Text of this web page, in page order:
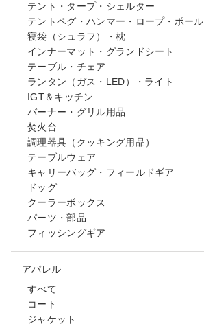
テント・タープ・シェルター
テントペグ・ハンマー・ロープ・ポール
寝袋（シュラフ）・枕
インナーマット・グランドシート
テーブル・チェア
ランタン（ガス・LED）・ライト
IGT＆キッチン
バーナー・グリル用品
焚火台
調理器具（クッキング用品）
テーブルウェア
キャリーバッグ・フィールドギア
ドッグ
クーラーボックス
パーツ・部品
フィッシングギア
アパレル
すべて
コート
ジャケット